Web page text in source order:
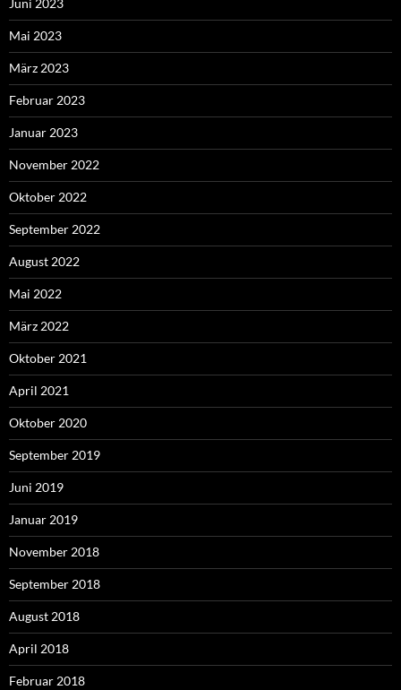
Juni 2023
Mai 2023
März 2023
Februar 2023
Januar 2023
November 2022
Oktober 2022
September 2022
August 2022
Mai 2022
März 2022
Oktober 2021
April 2021
Oktober 2020
September 2019
Juni 2019
Januar 2019
November 2018
September 2018
August 2018
April 2018
Februar 2018